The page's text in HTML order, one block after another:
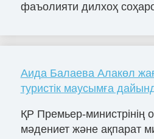
фаъолияти дилхоҳ
Аида Балаева Алакөл
туристік маусымға
ҚР Премьер-министрінің
мәдениет және ақпарат